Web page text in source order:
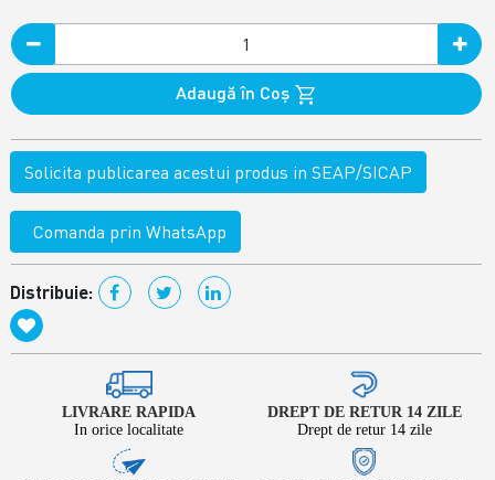
Adaugă în Coş
Solicita publicarea acestui produs in SEAP/SICAP
Comanda prin WhatsApp
Distribuie:
LIVRARE RAPIDA
In orice localitate
DREPT DE RETUR 14 ZILE
Drept de retur 14 zile